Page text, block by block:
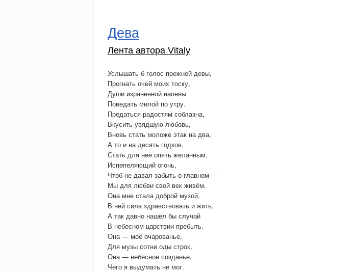
Дева
Лента автора Vitaly
Услышать б голос прежней девы,
Прогнать очей моих тоску,
Души израненной напевы
Поведать милой по утру.
Предаться радостям соблазна,
Вкусить увядшую любовь,
Вновь стать моложе этак на два,
А то и на десять годков.
Стать для неё опять желанным,
Испепеляющий огонь,
Чтоб не давал забыть о главном —
Мы для любви свой век живём.
Она мне стала доброй музой,
В ней сила здравствовать и жить,
А так давно нашёл бы случай
В небесном царствии пребыть.
Она — моё очарованье,
Для музы сотни оды строк,
Она — небесное созданье,
Чего я выдумать не мог.